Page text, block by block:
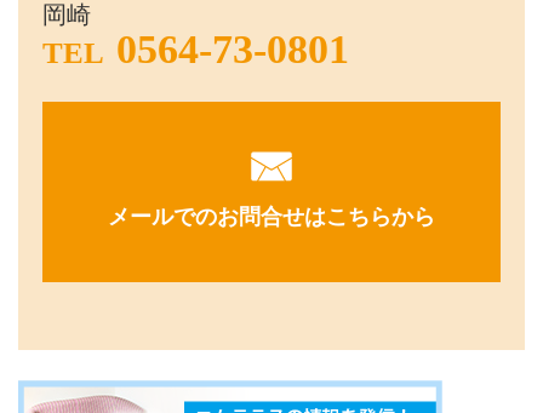
岡崎
TEL 0564-73-0801
メールでのお問合せはこちらから